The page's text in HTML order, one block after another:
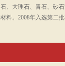
、大理石、青石、砂
料。2008年入选第二批